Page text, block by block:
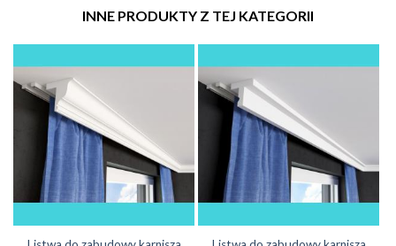
INNE PRODUKTY Z TEJ KATEGORII